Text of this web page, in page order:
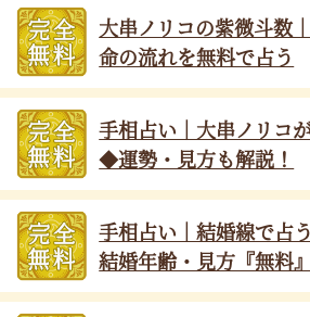
大串ノリコの紫微斗数
命の流れを無料で占う
手相占い｜大串ノリコ
◆運勢・見方も解説！
手相占い｜結婚線で占
結婚年齢・見方『無料』